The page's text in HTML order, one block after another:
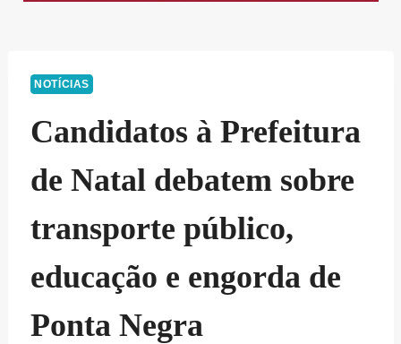
NOTÍCIAS
Candidatos à Prefeitura
de Natal debatem sobre
transporte público,
educação e engorda de
Ponta Negra